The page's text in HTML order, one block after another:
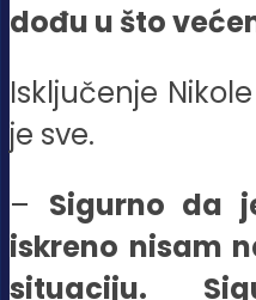
dođu u što
Isključenje
je sve.
– Sigurno da
iskreno nisam
situaciju.